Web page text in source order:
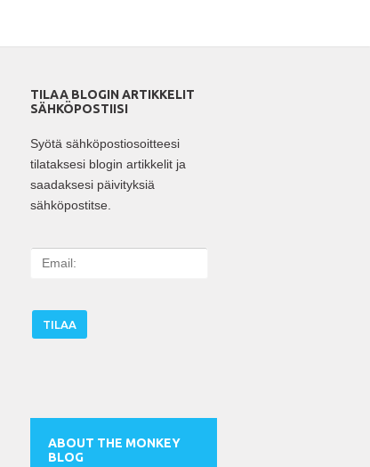
TILAA BLOGIN ARTIKKELIT
SÄHKÖPOSTIISI
Syötä sähköpostiosoitteesi
tilataksesi blogin artikkelit ja
saadaksesi päivityksiä
sähköpostitse.
l
ABOUT THE MONKEY
BLOG